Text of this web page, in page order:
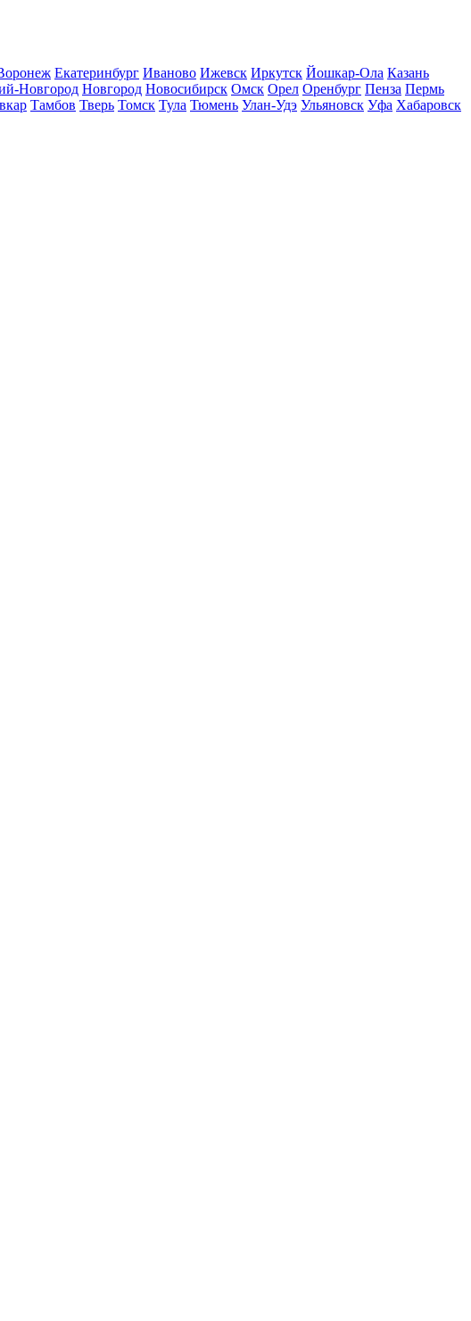
Екатеринбург Иваново Ижевск Иркутск Йошкар-Ола Казань
Новгород Новгород Новосибирск Омск Орел Оренбург Пенза Пермь
Тамбов Тверь Томск Тула Тюмень Улан-Удэ Ульяновск Уфа Хабаровск